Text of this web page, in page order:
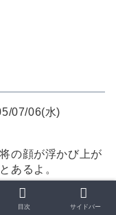
07/06(水)
の顔が浮かび上が
あるよ。
木) 00:11:17
目次 サイドバー